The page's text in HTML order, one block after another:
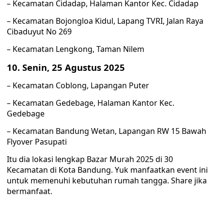
– Kecamatan Cidadap, Halaman Kantor Kec. Cidadap
– Kecamatan Bojongloa Kidul, Lapang TVRI, Jalan Raya
Cibaduyut No 269
– Kecamatan Lengkong, Taman Nilem
10. Senin, 25 Agustus 2025
– Kecamatan Coblong, Lapangan Puter
– Kecamatan Gedebage, Halaman Kantor Kec.
Gedebage
– Kecamatan Bandung Wetan, Lapangan RW 15 Bawah
Flyover Pasupati
Itu dia lokasi lengkap Bazar Murah 2025 di 30
Kecamatan di Kota Bandung. Yuk manfaatkan event ini
untuk memenuhi kebutuhan rumah tangga. Share jika
bermanfaat.